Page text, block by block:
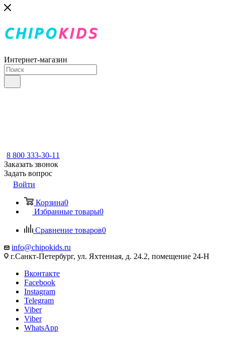
Интернет-магазин
8 800 333-30-11
Заказать звонок
Задать вопрос
Войти
Корзина0
Избранные товары0
Сравнение товаров0
info@chipokids.ru
г.Санкт-Петербург, ул. Яхтенная, д. 24.2, помещение 24-Н
Вконтакте
Facebook
Instagram
Telegram
Viber
Viber
WhatsApp